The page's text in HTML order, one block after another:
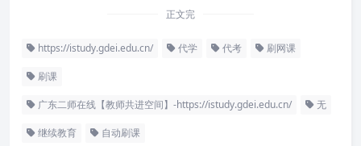
正文完
https://istudy.gdei.edu.cn/ 代学 代考 刷网课
刷课
广东二师在线【教师共进空间】-https://istudy.gdei.edu.cn/ 无
继续教育 自动刷课